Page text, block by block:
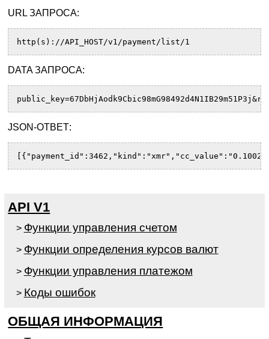
URL ЗАПРОСА:
http(s)://API_HOST/v1/payment/list/1
DATA ЗАПРОСА:
JSON-ОТВЕТ:
API V1
> Функции управления счетом
> Функции определения курсов валют
> Функции управления платежом
> Коды ошибок
ОБЩАЯ ИНФОРМАЦИЯ